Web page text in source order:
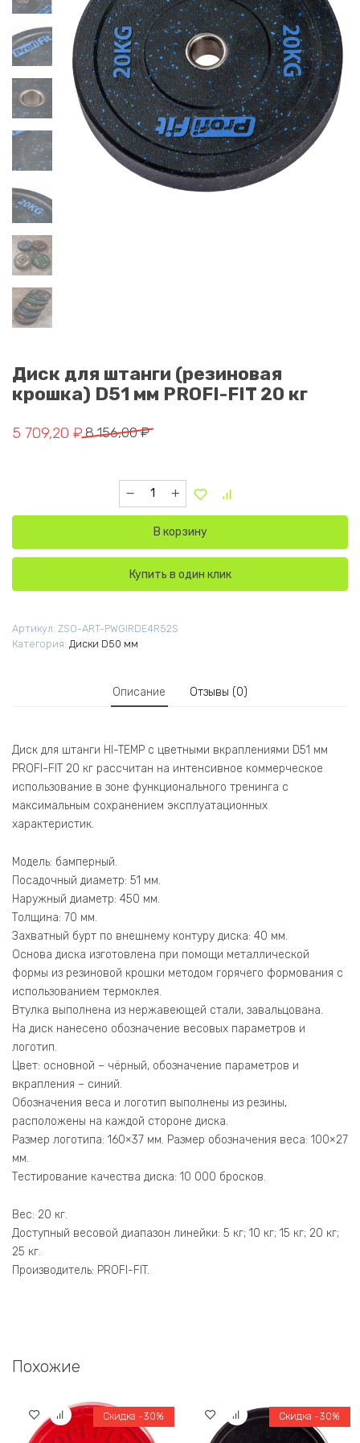
Диск для штанги (резиновая
крошка) D51 мм PROFI-FIT 20 кг
8 156,00₽
Первоначальная цена составляла 8 156,00 ₽.
5 709,20 ₽
Текущая цена: 5 709,20 ₽.
Количество товара Диск для штанги
В корзину
Купить в один клик
Артикул: ZSO-ART-PWGIRDE4R52S
Категория: Диски D50 мм
Описание Отзывы (0)
Диск для штанги HI-TEMP с цветными вкраплениями D51 мм
PROFI-FIT 20 кг рассчитан на интенсивное коммерческое
использование в зоне функционального тренинга с
максимальным сохранением эксплуатационных
характеристик.
Модель: бамперный.
Посадочный диаметр: 51 мм.
Наружный диаметр: 450 мм.
Толщина: 70 мм.
Захватный бурт по внешнему контуру диска: 40 мм.
Основа диска изготовлена при помощи металлической
формы из резиновой крошки методом горячего формования с
использованием термоклея.
Втулка выполнена из нержавеющей стали, завальцована.
На диск нанесено обозначение весовых параметров и
логотип.
Цвет: основной – чёрный, обозначение параметров и
вкрапления – синий.
Обозначения веса и логотип выполнены из резины,
расположены на каждой стороне диска.
Размер логотипа: 160×37 мм. Размер обозначения веса: 100×27
мм.
Тестирование качества диска: 10 000 бросков.
Вес: 20 кг.
Доступный весовой диапазон линейки: 5 кг; 10 кг; 15 кг; 20 кг;
25 кг.
Производитель: PROFI-FIT.
Похожие
Скидка -30% Скидка -30%